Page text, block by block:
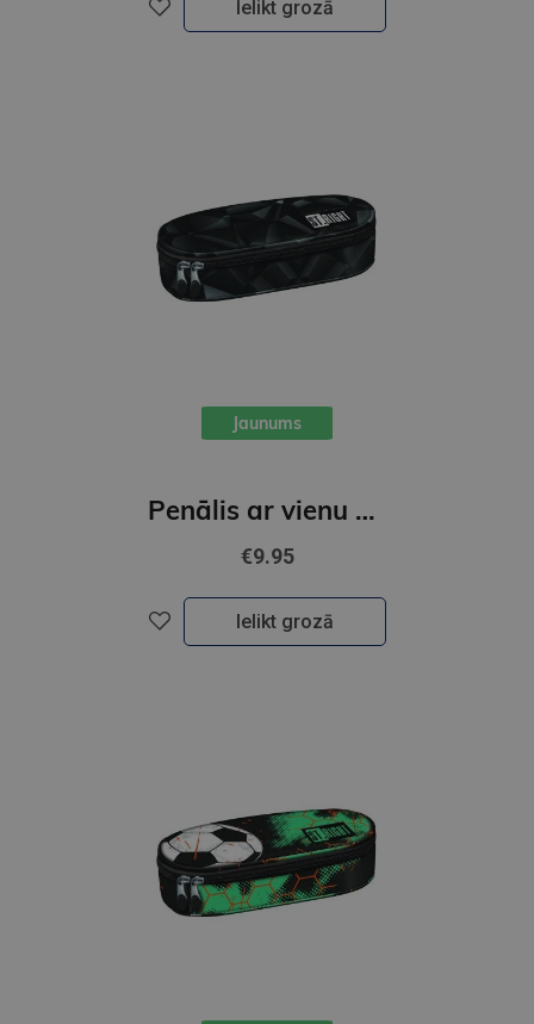
Ielikt grozā
Jaunums
Penālis ar vienu nodalījumu, bez priekšmetiem, DARK ABSTRACT
€9.95
Ielikt grozā